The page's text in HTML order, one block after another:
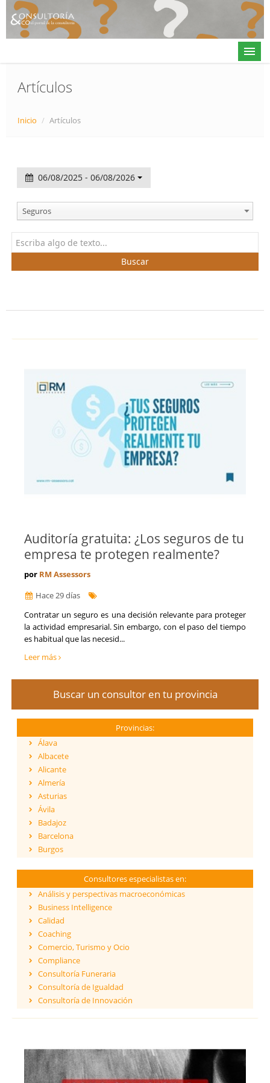
Contacto
𝕏
Artículos
Inicio / Artículos
06/08/2025 - 06/08/2026
Seguros
Buscar
Auditoría gratuita: ¿Los seguros de tu
empresa te protegen realmente?
por RM Assessors
Hace 29 días
Contratar un seguro es una decisión relevante para proteger
la actividad empresarial. Sin embargo, con el paso del tiempo
es habitual que las necesid...
Leer más
Buscar un consultor en tu provincia
Provincias:
Álava
Albacete
Alicante
Almería
Asturias
Ávila
Badajoz
Barcelona
Burgos
Cantabria
Castellón
Ceuta
Ciudad Real
Córdoba
Cuenca
Girona
Granada
Guadalajara
Islas Baleares
Jaén
La Coruña
Consultores especialistas en:
Análisis y perspectivas macroeconómicas
Business Intelligence
Calidad
Coaching
Comercio, Turismo y Ocio
Compliance
Consultoría Funeraria
Consultoría de Igualdad
Consultoría de Innovación
Financiación de proyectos internacionales
Finanzas empresariales
Formación